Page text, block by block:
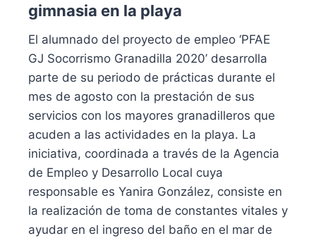
gimnasia en la playa
El alumnado del proyecto de empleo ‘PFAE
GJ Socorrismo Granadilla 2020’ desarrolla
parte de su periodo de prácticas durante el
mes de agosto con la prestación de sus
servicios con los mayores granadilleros que
acuden a las actividades en la playa. La
iniciativa, coordinada a través de la Agencia
de Empleo y Desarrollo Local cuya
responsable es Yanira González, consiste en
la realización de toma de constantes vitales y
ayudar en el ingreso del baño en el mar de